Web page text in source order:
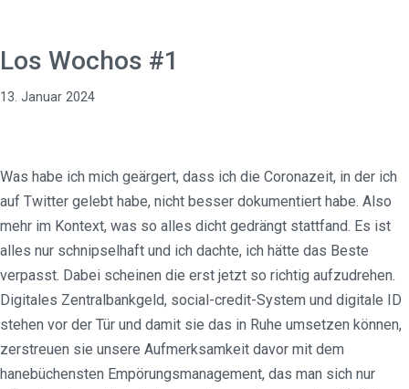
Los Wochos #1
13. Januar 2024
Was habe ich mich geärgert, dass ich die Coronazeit, in der ich
auf Twitter gelebt habe, nicht besser dokumentiert habe. Also
mehr im Kontext, was so alles dicht gedrängt stattfand. Es ist
alles nur schnipselhaft und ich dachte, ich hätte das Beste
verpasst. Dabei scheinen die erst jetzt so richtig aufzudrehen.
Digitales Zentralbankgeld, social-credit-System und digitale ID
stehen vor der Tür und damit sie das in Ruhe umsetzen können,
zerstreuen sie unsere Aufmerksamkeit davor mit dem
hanebüchensten Empörungsmanagement, das man sich nur